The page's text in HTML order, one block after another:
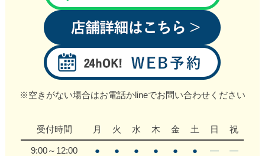
※空きがない場合はお電話かlineでお問い合わせください
受付時間 月 火 水 木 金 土 日 祝
9:00～12:00 ● ● ● ● ● ● ―
―